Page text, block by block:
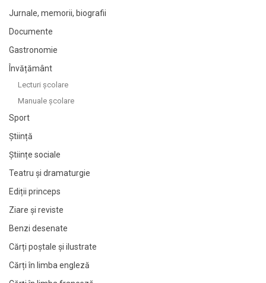
Jurnale, memorii, biografii
Documente
Gastronomie
Învățământ
Lecturi şcolare
Manuale şcolare
Sport
Știință
Științe sociale
Teatru și dramaturgie
Ediții princeps
Ziare şi reviste
Benzi desenate
Cărți poștale și ilustrate
Cărți în limba engleză